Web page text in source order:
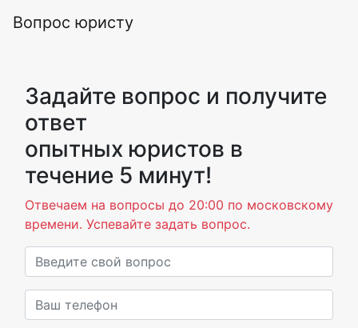
Вопрос юристу
Задайте вопрос и получите
ответ
опытных юристов в
течение 5 минут!
Отвечаем на вопросы до 20:00 по московскому
времени. Успевайте задать вопрос.